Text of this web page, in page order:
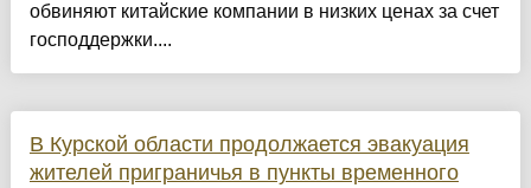
обвиняют китайские компании в низких ценах за счет
господдержки....
В Курской области продолжается эвакуация
жителей приграничья в пункты временного